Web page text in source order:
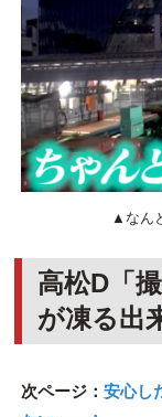
▲なん
高松D「
が凍る出
次ページ： 安心し